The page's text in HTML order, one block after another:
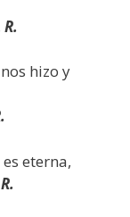
R.
hizo y
eterna,
R.